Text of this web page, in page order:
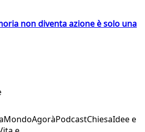
non diventa azione è solo una
MondoAgoràPodcastChiesaIdee e